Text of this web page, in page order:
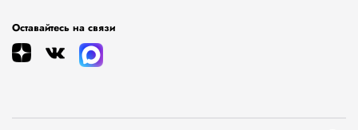
Оставайтесь на связи